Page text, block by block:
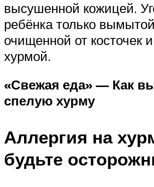
высушенной кожицей.
ребёнка только
очищенной от косточек
хурмой.
«Свежая еда» — Как
спелую хурму
Аллергия на
будьте